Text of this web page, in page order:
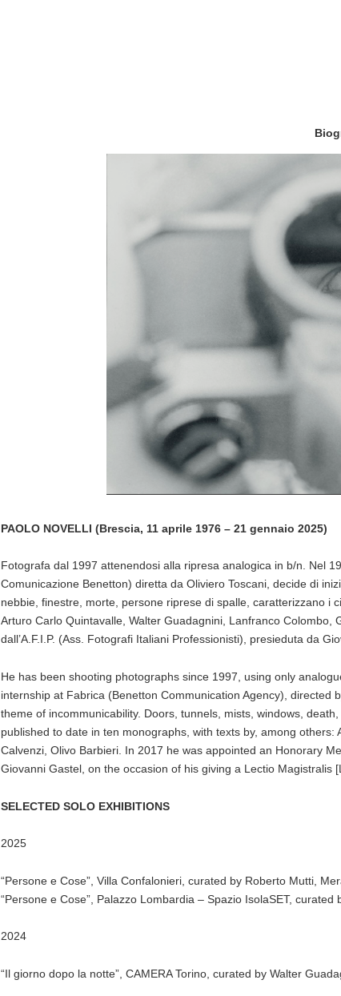
PAOLO NOVELLI(Brescia, 11 aprile 1976 – 21 gennaio 2025)
Fotografa dal 1997 attenendosi alla ripresa analogica in b/n. Nel
Comunicazione Benetton) diretta da Oliviero Toscani, decide di
nebbie, finestre, morte, persone riprese di spalle, caratterizzano i
Arturo Carlo Quintavalle, Walter Guadagnini, Lanfranco
dall’A.F.I.P. (Ass. Fotografi Italiani Professionisti), presieduta da
He has been shooting photographs since 1997, using only
internship at Fabrica (Benetton Communication Agency),
theme of incommunicability. Doors, tunnels, mists, windows,
published to date in ten monographs, with texts by, among
Calvenzi, Olivo Barbieri. In 2017 he was appointed an Honorary
Giovanni Gastel, on the occasion of his giving a Lectio Magistralis
SELECTED SOLO EXHIBITIONS
2025
“Persone e Cose”, Villa Confalonieri, curated by Roberto Mutti,
“Persone e Cose”, Palazzo Lombardia – Spazio IsolaSET,
2024
“Il giorno dopo la notte”, CAMERA Torino, curated by Walter